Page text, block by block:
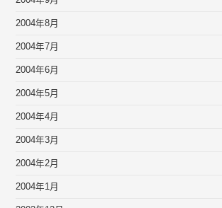
2004年8月
2004年7月
2004年6月
2004年5月
2004年4月
2004年3月
2004年2月
2004年1月